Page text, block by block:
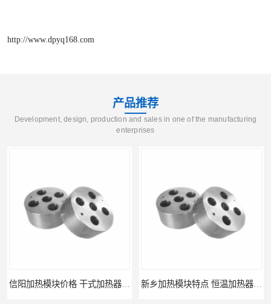
http://www.dpyq168.com
产品推荐
Development, design, production and sales in one of the manufacturing
enterprises
信阳加热模块价格 干式加热器 信誉好 新乡加热模块特点 恒温加热器 杜甫仪器